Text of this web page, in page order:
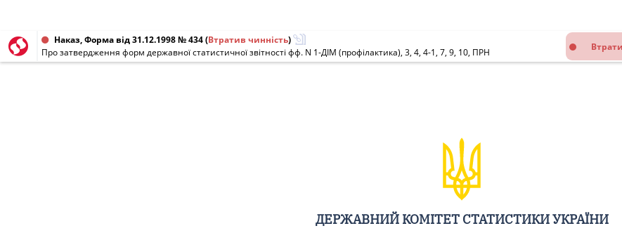
Наказ, Форма від 31.12.1998 № 434(Втратив чинність)
Про затвердження форм державної статистичної звітності фф. N 1-ДІМ (профілактика), 3, 4, 4-1, 7, 9, 10, ПРН
ДЕРЖАВНИЙ КОМІТЕТ СТАТИСТИКИ УКРАЇНИ